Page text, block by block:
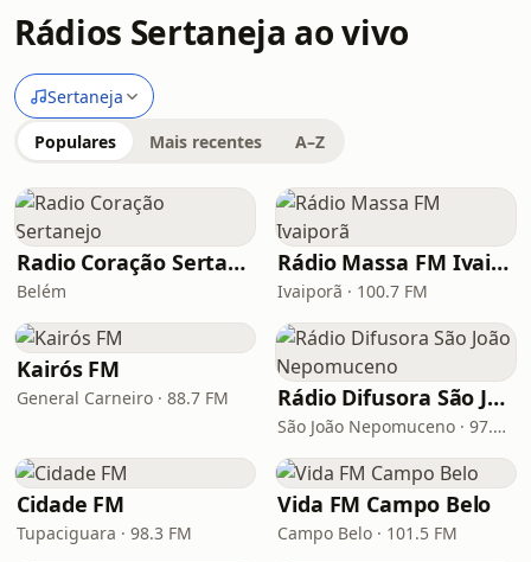
Rádios Sertaneja ao vivo
Sertaneja
Populares Mais recentes A–Z
Radio Coração Sertanejo
Belém
Rádio Massa FM Ivaiporã
Ivaiporã · 100.7 FM
Kairós FM
General Carneiro · 88.7 FM Rádio Difusora São João Nepomuceno
São João Nepomuceno · 97.3 FM
Cidade FM
Tupaciguara · 98.3 FM
Vida FM Campo Belo
Campo Belo · 101.5 FM